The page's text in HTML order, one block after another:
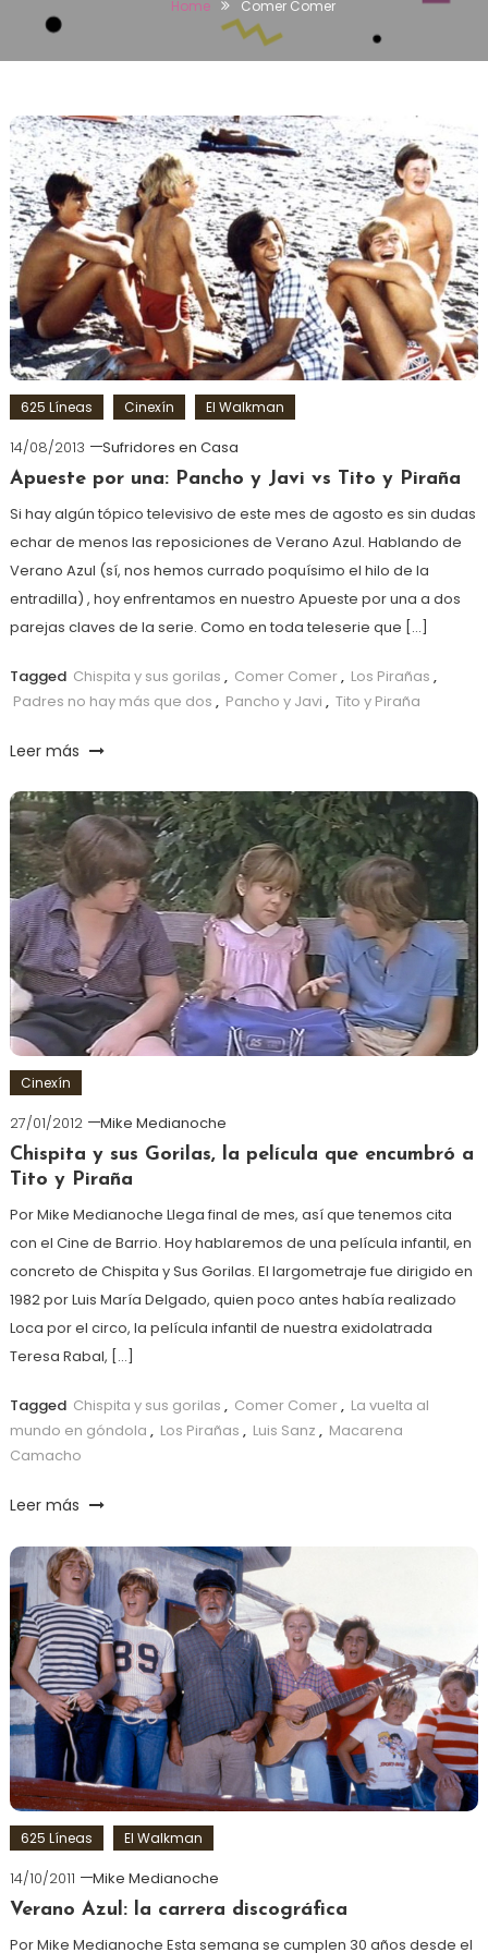
Home Comer Comer
625 Líneas Cinexín El Walkman
14/08/2013
Sufridores en Casa
Apueste por una: Pancho y Javi vs Tito y Piraña
Si hay algún tópico televisivo de este mes de agosto es sin dudas
echar de menos las reposiciones de Verano Azul. Hablando de
Verano Azul (sí, nos hemos currado poquísimo el hilo de la
entradilla) , hoy enfrentamos en nuestro Apueste por una a dos
parejas claves de la serie. Como en toda teleserie que […]
Tagged Chispita y sus gorilas , Comer Comer, Los Pirañas ,
Padres no hay más que dos , Pancho y Javi , Tito y Piraña
Leer más
Cinexín
27/01/2012
Mike Medianoche
Chispita y sus Gorilas, la película que encumbró a
Tito y Piraña
Por Mike Medianoche Llega final de mes, así que tenemos cita
con el Cine de Barrio. Hoy hablaremos de una película infantil, en
concreto de Chispita y Sus Gorilas. El largometraje fue dirigido en
1982 por Luis María Delgado, quien poco antes había realizado
Loca por el circo, la película infantil de nuestra exidolatrada
Teresa Rabal, […]
Tagged Chispita y sus gorilas , Comer Comer, La vuelta al
mundo en góndola , Los Pirañas , Luis Sanz , Macarena
Camacho
Leer más
625 Líneas El Walkman
14/10/2011
Mike Medianoche
Verano Azul: la carrera discográfica
Por Mike Medianoche Esta semana se cumplen 30 años desde el